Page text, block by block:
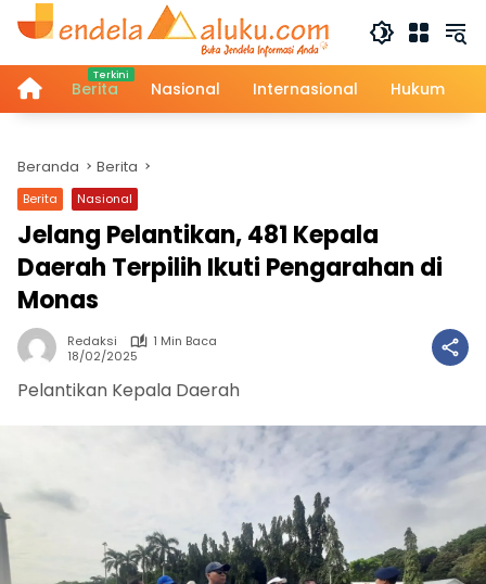
Langsung
HomeBerita Nasional Internasional Hukum
Beranda Berita
Berita Nasional
Jelang Pelantikan, 481 Kepala
Daerah Terpilih Ikuti Pengarahan di
Monas
Redaksi
1 Min Baca
18/02/2025
Pelantikan Kepala Daerah